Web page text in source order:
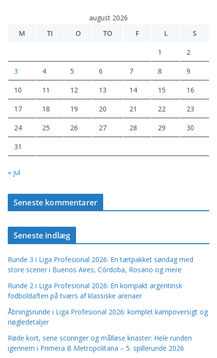
august 2026
M
TI O TO F L S
1 2
3 4 5 6 7 8 9
10 11 12 13 14 15 16
17 18 19 20 21 22 23
24 25 26 27 28 29 30
31
« jul
Seneste kommentarer
Seneste indlæg
Runde 3 i Liga Profesional 2026: En tætpakket søndag med
store scener i Buenos Aires, Córdoba, Rosario og mere
Runde 2 i Liga Profesional 2026: En kompakt argentinsk
fodboldaften på tværs af klassiske arenaer
Åbningsrunde i Liga Profesional 2026: komplet kampoversigt og
nøgledetaljer
Røde kort, sene scoringer og målløse knaster: Hele runden
igennem i Primera B Metropolitana – 5. spillerunde 2026